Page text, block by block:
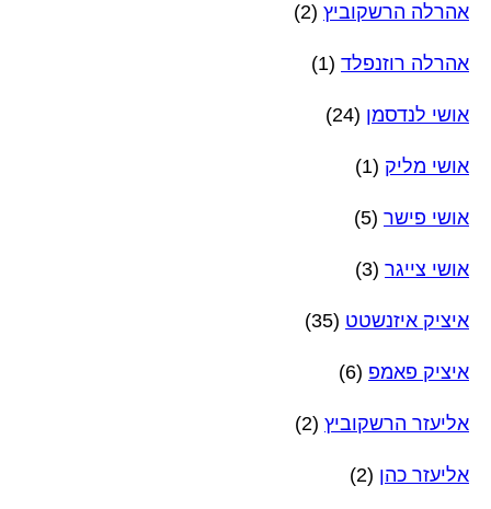
אהרלה הרשקוביץ (2)
אהרלה רוזנפלד (1)
אושי לנדסמן (24)
אושי מליק (1)
אושי פישר (5)
אושי צייגר (3)
איציק איזנשטט (35)
איציק פאמפ (6)
אליעזר הרשקוביץ (2)
אליעזר כהן (2)